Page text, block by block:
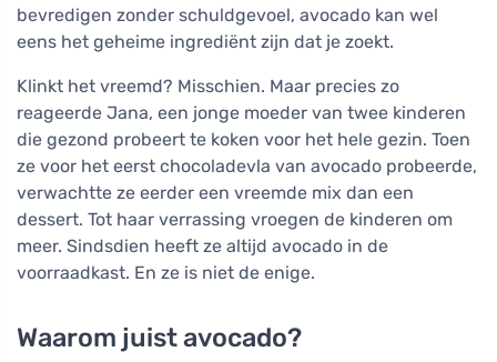
bevredigen zonder schuldgevoel, avocado kan wel
eens het geheime ingrediënt zijn dat je zoekt.
Klinkt het vreemd? Misschien. Maar precies zo
reageerde Jana, een jonge moeder van twee kinderen
die gezond probeert te koken voor het hele gezin. Toen
ze voor het eerst chocoladevla van avocado probeerde,
verwachtte ze eerder een vreemde mix dan een
dessert. Tot haar verrassing vroegen de kinderen om
meer. Sindsdien heeft ze altijd avocado in de
voorraadkast. En ze is niet de enige.
Waarom juist avocado?